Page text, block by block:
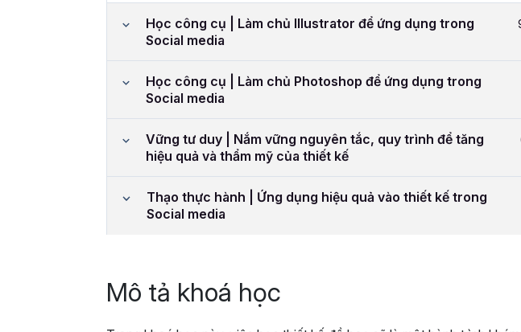
Học công cụ | Làm chủ Illustrator để ứng dụng trong
Social media
Học công cụ | Làm chủ Photoshop để ứng dụng trong
Social media
Vững tư duy | Nắm vững nguyên tắc, quy trình để tăng
hiệu quả và thẩm mỹ của thiết kế
Thạo thực hành | Ứng dụng hiệu quả vào thiết kế trong
Social media
Mô tả khoá học